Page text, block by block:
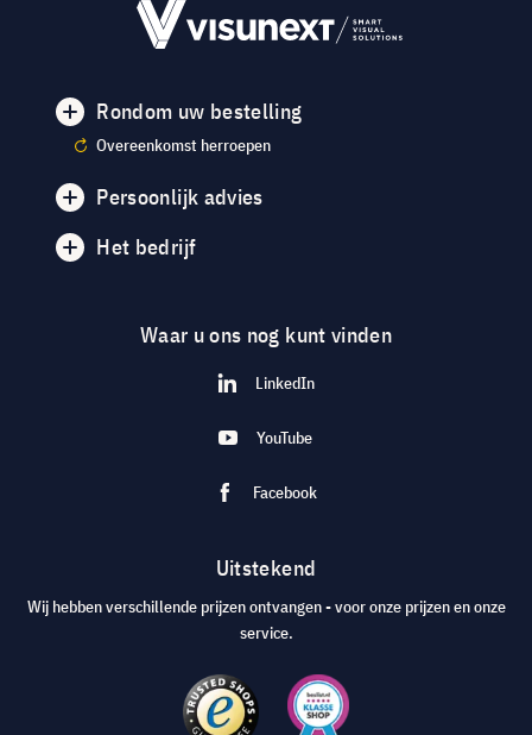
Rondom uw bestelling
Overeenkomst herroepen
Persoonlijk advies
Het bedrijf
Waar u ons nog kunt vinden
LinkedIn
YouTube
Facebook
Uitstekend
Wij hebben verschillende prijzen ontvangen - voor onze prijzen en onze
service.